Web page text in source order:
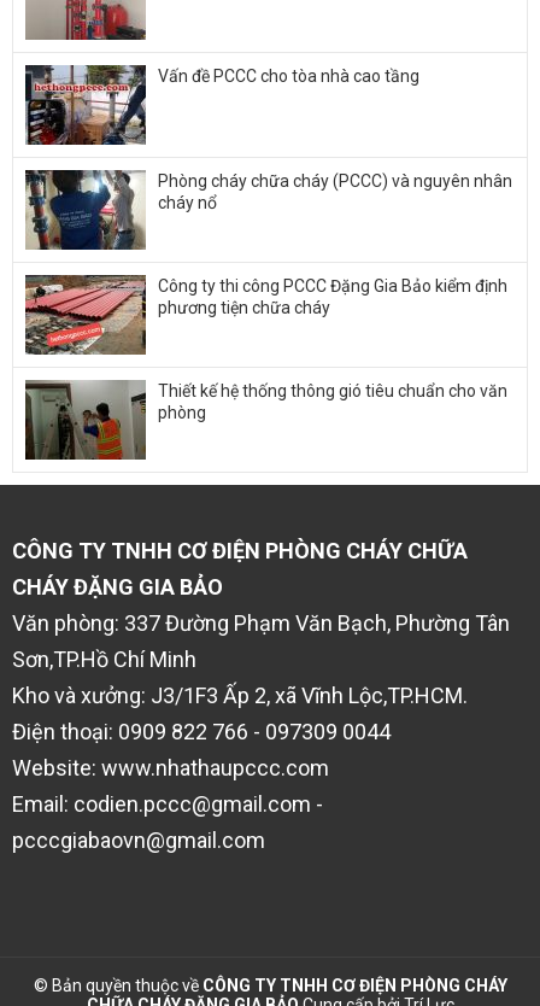
Vấn đề PCCC cho tòa nhà cao tầng
Phòng cháy chữa cháy (PCCC) và nguyên nhân
cháy nổ
Công ty thi công PCCC Đặng Gia Bảo kiểm định
phương tiện chữa cháy
Thiết kế hệ thống thông gió tiêu chuẩn cho văn
phòng
CÔNG TY TNHH CƠ ĐIỆN PHÒNG CHÁY CHỮA
CHÁY ĐẶNG GIA BẢO
Văn phòng: 337 Đường Phạm Văn Bạch, Phường Tân
Sơn,TP.Hồ Chí Minh
Kho và xưởng: J3/1F3 Ấp 2, xã Vĩnh Lộc,TP.HCM.
Điện thoại: 0909 822 766 - 097309 0044
Website: www.nhathaupccc.com
Email: codien.pccc@gmail.com -
pcccgiabaovn@gmail.com
© Bản quyền thuộc về CÔNG TY TNHH CƠ ĐIỆN PHÒNG CHÁY